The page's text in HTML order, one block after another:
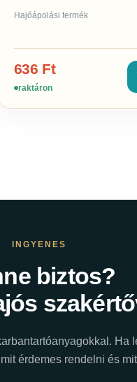
Hajóápolási termék
636 Ft
raktáron
INGYENES
biztos?
Ha
érdemes rendelni és